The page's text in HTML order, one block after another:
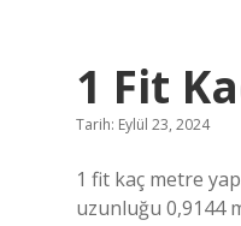
1 Fit
Tarih: Eylül 23, 2024
1 fit kaç metre
uzunluğu 0,9144